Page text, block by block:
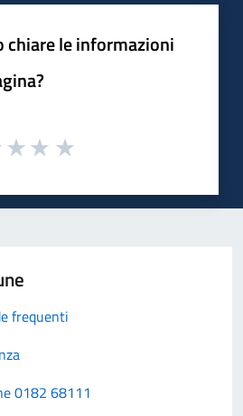
chiare le informazioni
frequenti
0182 68111